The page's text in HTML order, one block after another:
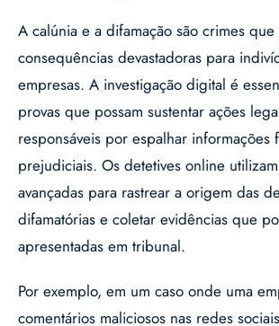
A calúnia e a difamação são crimes
consequências devastadoras para
empresas. A investigação digital é
provas que possam sustentar ações
responsáveis por espalhar informações
prejudiciais. Os detetives online
avançadas para rastrear a origem das
difamatórias e coletar evidências que
apresentadas em tribunal.
Por exemplo, em um caso onde uma
comentários maliciosos nas redes